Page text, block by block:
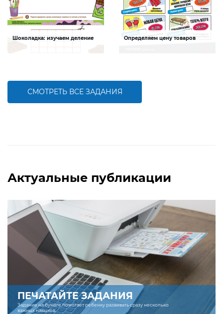
Шоколадка: изучаем деление Определяем цену товаров
нахождение дроби от числа
СМОТРЕТЬ ВСЕ ЗАДАНИЯ
Актуальные публикации
ПЕЧАТАЙТЕ ЗАДАНИЯ
Задание на бумаге помогает ребенку развивать сразу несколько
важных навыков.